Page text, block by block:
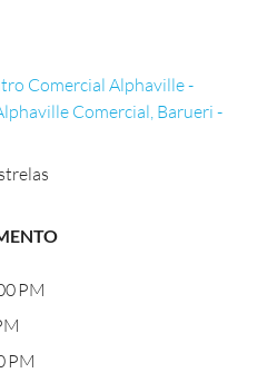
Comercial Alphaville -
Comercial, Barueri -
PM
PM